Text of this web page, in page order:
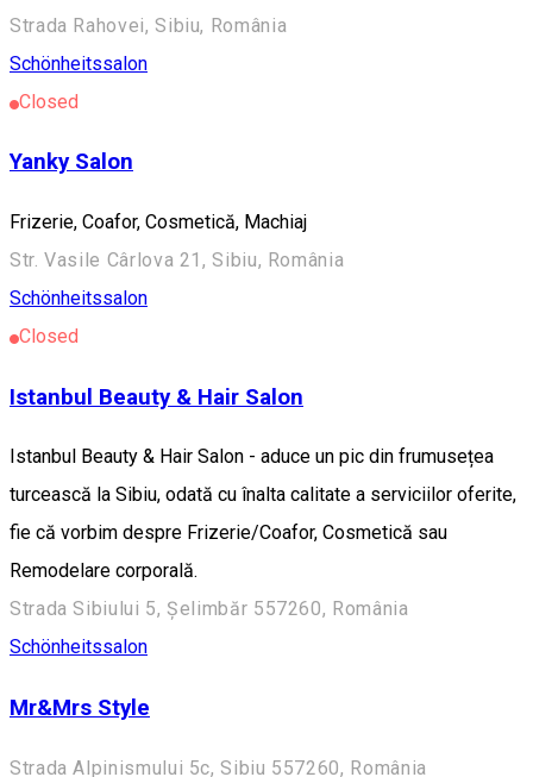
Strada Rahovei, Sibiu, România
Schönheitssalon
Closed
Yanky Salon
Frizerie, Coafor, Cosmetică, Machiaj
Str. Vasile Cârlova 21, Sibiu, România
Schönheitssalon
Closed
Istanbul Beauty & Hair Salon
Istanbul Beauty & Hair Salon - aduce un pic din frumusețea
turcească la Sibiu, odată cu înalta calitate a serviciilor oferite,
fie că vorbim despre Frizerie/Coafor, Cosmetică sau
Remodelare corporală.
Strada Sibiului 5, Șelimbăr 557260, România
Schönheitssalon
Mr&Mrs Style
Strada Alpinismului 5c, Sibiu 557260, România